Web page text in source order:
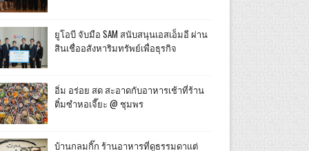
ยูโอบี จับมือ SAM สนับสนุนเอสเอ็มอี ผ่าน
สินเชื่ออสังหาริมทรัพย์เพื่อธุรกิจ
อิ่ม อร่อย สด สะอาดกับอาหารเช้าที่ร้าน
ติ๋มซำหอเจี๊ยะ @ ชุมพร
บ้านกลมกิ๊ก ร้านอาหารที่ดูธรรมดาแต่